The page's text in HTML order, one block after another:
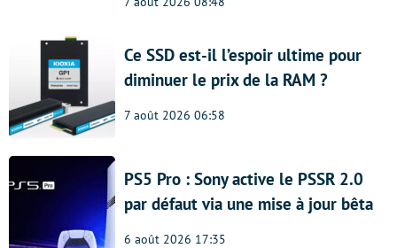
Ce SSD est-il l’espoir ultime pour
diminuer le prix de la RAM ?
7 août 2026 06:58
PS5 Pro : Sony active le PSSR 2.0
par défaut via une mise à jour bêta
6 août 2026 17:35